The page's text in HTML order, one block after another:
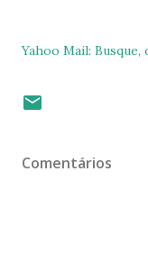
Yahoo Mail:
Comentários